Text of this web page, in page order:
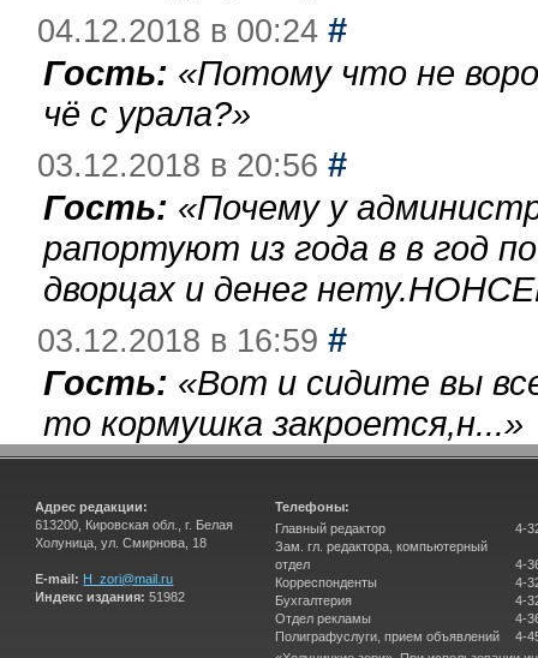
04.12.2018 в 00:24 #
Гость: «Потому что не
чё с урала?»
03.12.2018 в 20:56 #
Гость: «Почему у
рапортуют из года в в год
дворцах и денег
03.12.2018 в 16:59 #
Гость: «Вот и сидите вы
то кормушка закроется,н...»
Адрес редакции:
613200, Кировская обл., г. Белая
Холуница, ул. Смирнова, 18
E-mail: H_zori@mail.ru
Индекс издания: 51982
Телефоны:
Главный редактор
Зам. гл. редактора, компьютерный
отдел
Корреспонденты
Бухгалтерия
Отдел рекламы
Полиграфуслуги, прием объявлений
4-
4-
4-
4-
4-
4-